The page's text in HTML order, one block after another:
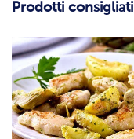
Prodotti consigliati